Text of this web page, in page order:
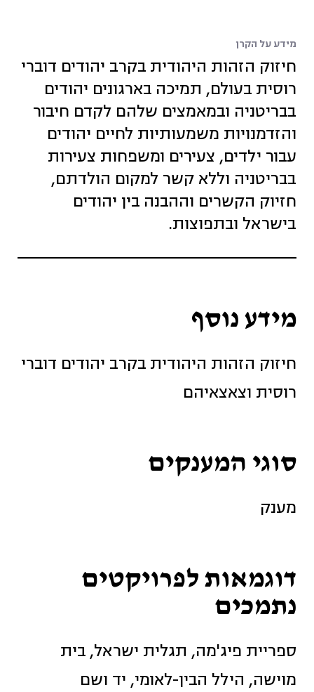
מידע על הקרן
חיזוק הזהות היהודית בקרב יהודים דוברי
רוסית בעולם, תמיכה בארגונים יהודים
בבריטניה ובמאמצים שלהם לקדם חיבור
והזדמנויות משמעותיות לחיים יהודים
עבור ילדים, צעירים ומשפחות צעירות
בבריטניה וללא קשר למקום הולדתם,
חזיוק הקשרים וההבנה בין יהודים
בישראל ובתפוצות.
מידע נוסף
חיזוק הזהות היהודית בקרב יהודים דוברי
רוסית וצאצאיהם
סוגי המענקים
מענק
דוגמאות לפרויקטים
נתמכים
ספריית פיג'מה, תגלית ישראל, בית
מוישה, הילל הבין-לאומי, יד ושם